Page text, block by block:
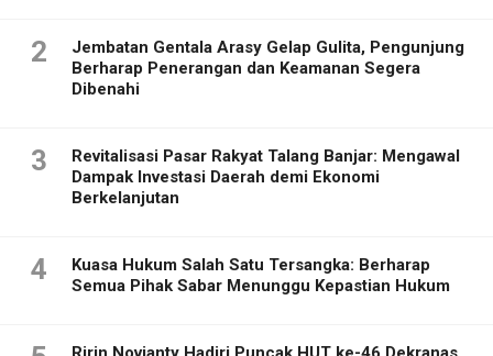
2
Jembatan Gentala Arasy Gelap Gulita, Pengunjung
Berharap Penerangan dan Keamanan Segera
Dibenahi
3
Revitalisasi Pasar Rakyat Talang Banjar: Mengawal
Dampak Investasi Daerah demi Ekonomi
Berkelanjutan
4
Kuasa Hukum Salah Satu Tersangka: Berharap
Semua Pihak Sabar Menunggu Kepastian Hukum